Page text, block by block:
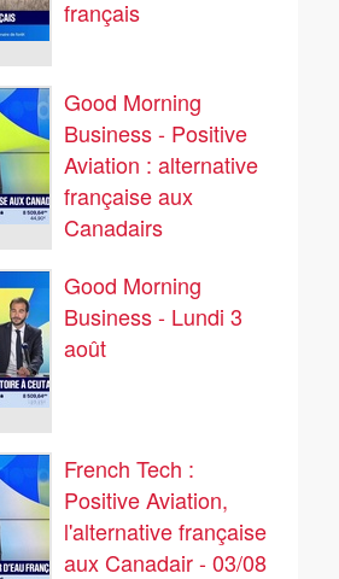
français
Good Morning
Business - Positive
Aviation : alternative
française aux
Canadairs
Good Morning
Business - Lundi 3
août
French Tech :
Positive Aviation,
l'alternative française
aux Canadair - 03/08